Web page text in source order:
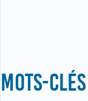
MOTS-CLÉS